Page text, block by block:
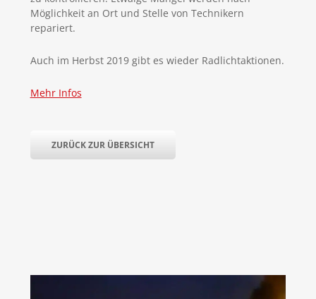
Möglichkeit an Ort und Stelle von Technikern
repariert.
Auch im Herbst 2019 gibt es wieder Radlichtaktionen.
Mehr Infos
ZURÜCK ZUR ÜBERSICHT